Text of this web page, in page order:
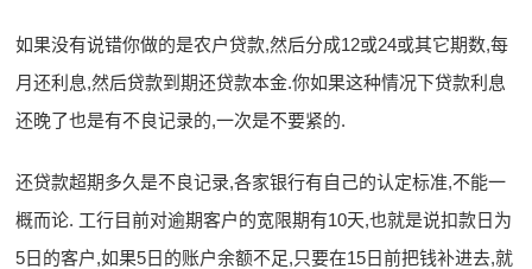
如果没有说错你做的是农户贷款,然后分成12或24或其它期数,每
月还利息,然后贷款到期还贷款本金.你如果这种情况下贷款利息
还晚了也是有不良记录的,一次是不要紧的.
还贷款超期多久是不良记录,各家银行有自己的认定标准,不能一
概而论. 工行目前对逾期客户的宽限期有10天,也就是说扣款日为
5日的客户,如果5日的账户余额不足,只要在15日前把钱补进去,就